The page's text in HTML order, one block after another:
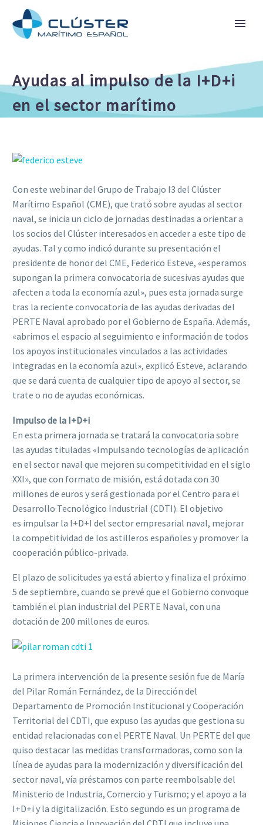
Ayudas al impulso de la I+D+i
en el sector marítimo
Con este webinar del Grupo de Trabajo I3 del Clúster
Marítimo Español (CME), que trató sobre ayudas al sector
naval, se inicia un ciclo de jornadas destinadas a orientar a
los socios del Clúster interesados en acceder a este tipo de
ayudas. Tal y como indicó durante su presentación el
presidente de honor del CME, Federico Esteve, «esperamos
supongan la primera convocatoria de sucesivas ayudas que
afecten a toda la economía azul», pues esta jornada surge
tras la reciente convocatoria de las ayudas derivadas del
PERTE Naval aprobado por el Gobierno de España. Además,
«abrimos el espacio al seguimiento e información de todos
los apoyos institucionales vinculados a las actividades
integradas en la economía azul», explicó Esteve, aclarando
que se dará cuenta de cualquier tipo de apoyo al sector, se
trate o no de ayudas económicas.
Impulso de la I+D+i
En esta primera jornada se tratará la convocatoria sobre
las ayudas tituladas «Impulsando tecnologías de aplicación
en el sector naval que mejoren su competitividad en el siglo
XXI», que con formato de misión, está dotada con 30
millones de euros y será gestionada por el Centro para el
Desarrollo Tecnológico Industrial (CDTI). El objetivo
es impulsar la I+D+I del sector empresarial naval, mejorar
la competitividad de los astilleros españoles y promover la
cooperación público-privada.
El plazo de solicitudes ya está abierto y finaliza el próximo
5 de septiembre, cuando se prevé que el Gobierno convoque
también el plan industrial del PERTE Naval, con una
dotación de 200 millones de euros.
La primera intervención de la presente sesión fue de María
del Pilar Román Fernández, de la Dirección del
Departamento de Promoción Institucional y Cooperación
Territorial del CDTI, que expuso las ayudas que gestiona su
entidad relacionadas con el PERTE Naval. Un PERTE del que
quiso destacar las medidas transformadoras, como son la
línea de ayudas para la modernización y diversificación del
sector naval, vía préstamos con parte reembolsable del
Ministerio de Industria, Comercio y Turismo; y el apoyo a la
I+D+i y la digitalización. Esto segundo es un programa de